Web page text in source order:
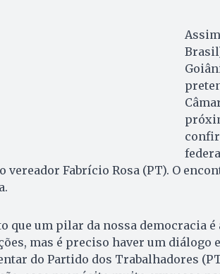
vereador Fabrício Rosa (PT). O
que um pilar da nossa democracia
mas é preciso haver um diálogo
do Partido dos Trabalhadores